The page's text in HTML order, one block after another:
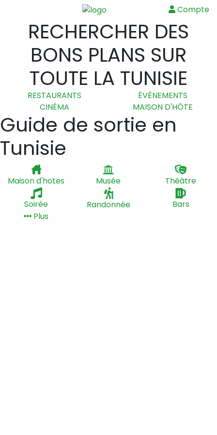
Compte
RECHERCHER DES
BONS PLANS SUR
TOUTE LA TUNISIE
RESTAURANTS
ÉVÉNEMENTS
CINÉMA
MAISON D'HÔTE
Guide de sortie en
Tunisie
Maison d'hotes Musée Théâtre
Soirée Randonnée
Bars
Plus